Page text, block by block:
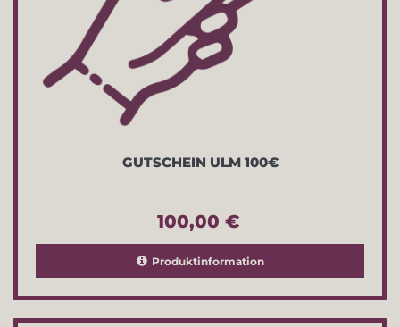
GUTSCHEIN ULM 100€
100,00 €
Produktinformation